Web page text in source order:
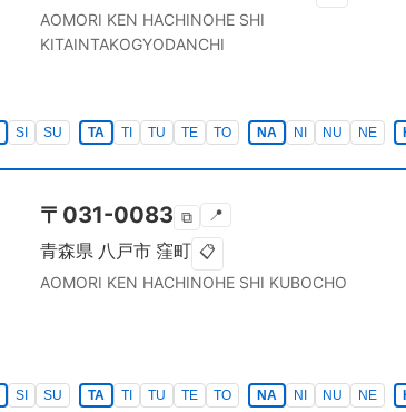
AOMORI KEN HACHINOHE SHI
KITAINTAKOGYODANCHI
SI SU TA TI TU TE TO NA NI NU NE
〒 031-0083 ⧉ 📍
青森県 八戸市 窪町 📋
AOMORI KEN HACHINOHE SHI KUBOCHO
SI SU TA TI TU TE TO NA NI NU NE